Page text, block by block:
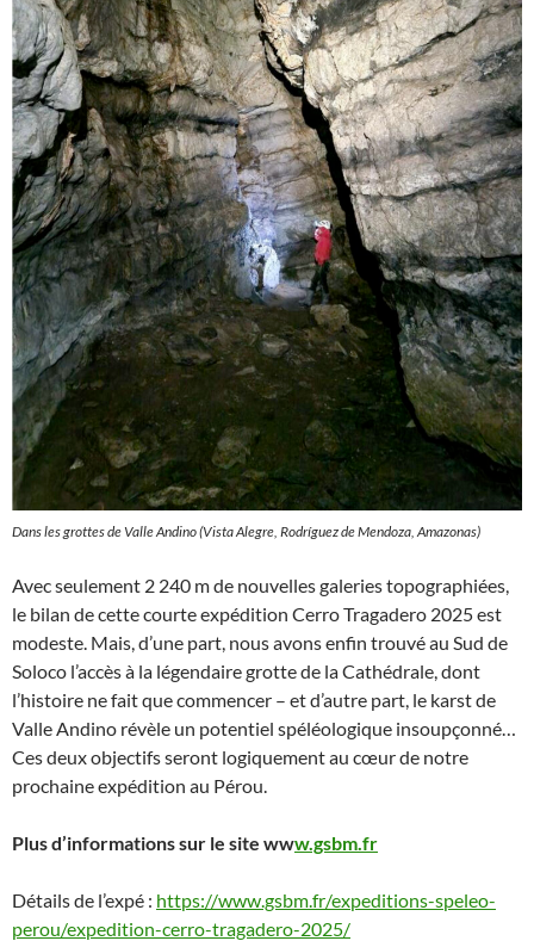
Dans les grottes de Valle Andino (Vista Alegre, Rodríguez de Mendoza, Amazonas)
Avec seulement 2 240 m de nouvelles galeries topographiées,
le bilan de cette courte expédition Cerro Tragadero 2025 est
modeste. Mais, d’une part, nous avons enfin trouvé au Sud de
Soloco l’accès à la légendaire grotte de la Cathédrale, dont
l’histoire ne fait que commencer – et d’autre part, le karst de
Valle Andino révèle un potentiel spéléologique insoupçonné…
Ces deux objectifs seront logiquement au cœur de notre
prochaine expédition au Pérou.
Plus d’informations sur le site www.gsbm.fr
Détails de l’expé : https://www.gsbm.fr/expeditions-speleo-
perou/expedition-cerro-tragadero-2025/